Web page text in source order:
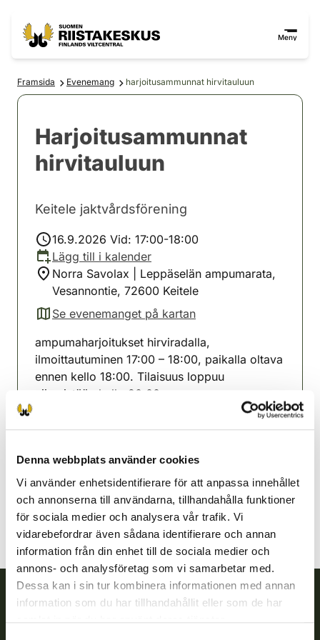
Denna webbplats använder cookies
Vi använder enhetsidentifierare för att anpassa innehållet
och annonserna till användarna, tillhandahålla funktioner
för sociala medier och analysera vår trafik. Vi
vidarebefordrar även sådana identifierare och annan
information från din enhet till de sociala medier och
annons- och analysföretag som vi samarbetar med.
Dessa kan i sin tur kombinera informationen med annan
information som du har tillhandahållit eller som de har
Meny
Framsida Evenemang harjoitusammunnat hirvitauluun
Harjoitusammunnat
hirvitauluun
Keitele jaktvårdsförening
16.9.2026 Vid: 17:00-18:00
Lägg till i kalender
Norra Savolax | Leppäselän ampumarata,
Vesannontie, 72600 Keitele
Se evenemanget på kartan
(avautuu uuteen välilehteen)
ampumaharjoitukset hirviradalla,
ilmoittautuminen 17:00 – 18:00, paikalla oltava
ennen kello 18:00. Tilaisuus loppuu
viimeistään kello 20:00
Keitele jaktvårdsförening
040-544 7769
keitele@rhy.riista.fi